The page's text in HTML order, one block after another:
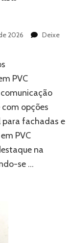
2026
Deixe
PVC
opções
para fachadas e
PVC
na
se …